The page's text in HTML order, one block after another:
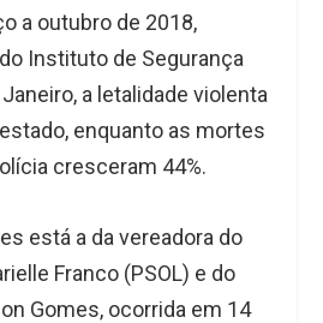
a outubro de 2018,
Instituto de Segurança
a letalidade violenta
enquanto as mortes
cresceram 44%.
está a da vereadora do
Franco (PSOL) e do
Gomes, ocorrida em 14